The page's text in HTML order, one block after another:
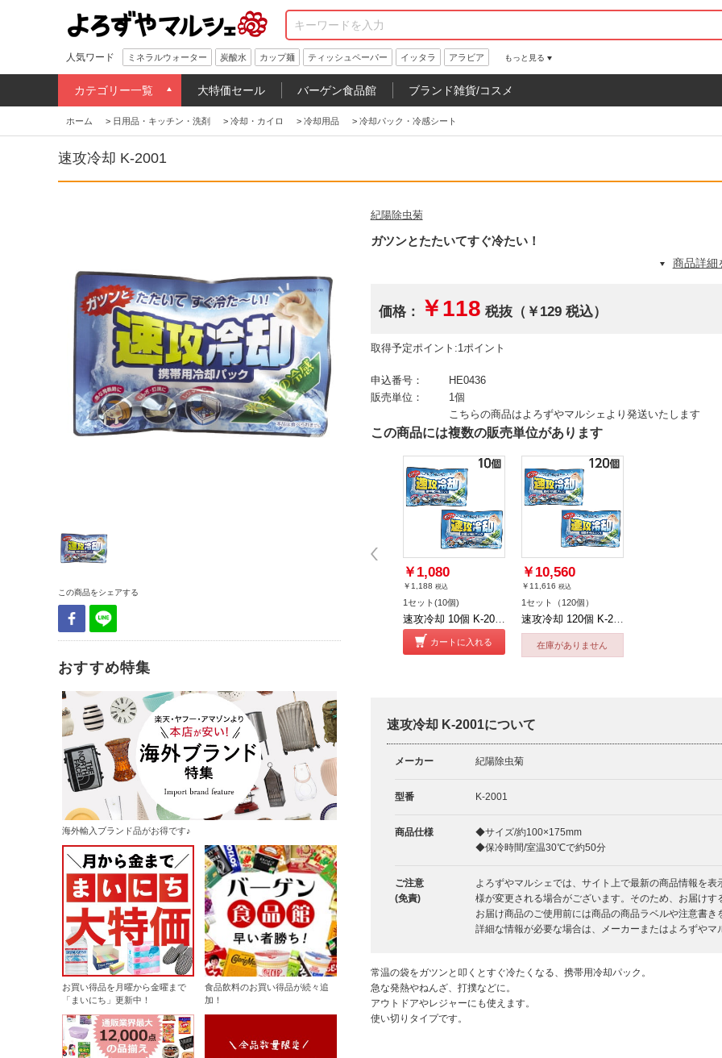
人気ワード ミネラルウォーター 炭酸水 カップ麺 ティッシュペーパー イッタラ アラビア もっと見る
カテゴリー一覧 大特価セール バーゲン食品館 ブランド雑貨/コスメ
ホーム > 日用品・キッチン・洗剤 > 冷却・カイロ > 冷却用品 > 冷却パック・冷感シート
速攻冷却 K-2001
この商品をシェアする
おすすめ特集
海外輸入ブランド品がお得です♪
お買い得品を月曜から金曜まで
「まいにち」更新中！
食品飲料のお買い得品が続々追
加！
紀陽除虫菊
ガツンとたたいてすぐ冷たい！
商品詳細
価格： ￥118 税抜（￥129 税込）
取得予定ポイント:1ポイント
申込番号：
HE0436
販売単位：
1個
こちらの商品はよろずやマルシェより発送いたします
この商品には複数の販売単位があります
￥1,080
￥1,188 税込
1セット(10個)
速攻冷却 10個 K-2001
カートに入れる
￥10,560
￥11,616 税込
1セット（120個）
速攻冷却 120個 K-2001
在庫がありません
速攻冷却 K-2001について
メーカー 紀陽除虫菊
型番 K-2001
商品仕様
◆サイズ/約100×175mm
◆保冷時間/室温30℃で約50分
ご注意
(免責)
よろずやマルシェでは、サイト上で最新の商品情報を
様が変更される場合がございます。そのため、お届けす
お届け商品のご使用前には商品の商品ラベルや注意書
詳細な情報が必要な場合は、メーカーまたはよろずやマ
常温の袋をガツンと叩くとすぐ冷たくなる、携帯用冷却パック。
急な発熱やねんざ、打撲などに。
アウトドアやレジャーにも使えます。
使い切りタイプです。